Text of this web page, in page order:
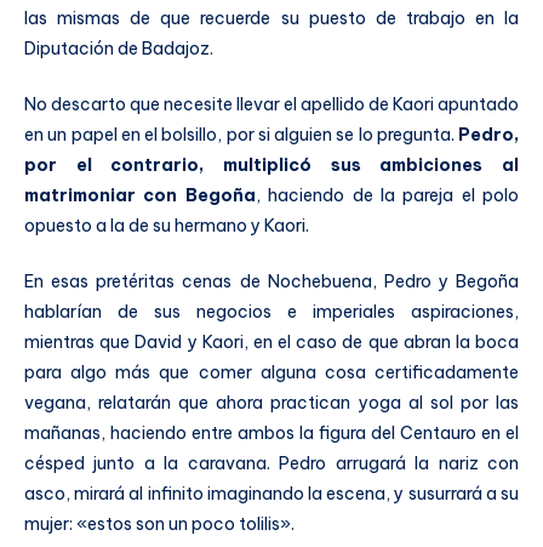
las mismas de que recuerde su puesto de trabajo en la
Diputación de Badajoz.
No descarto que necesite llevar el apellido de Kaori apuntado
en un papel en el bolsillo, por si alguien se lo pregunta. Pedro,
por el contrario, multiplicó sus ambiciones al
matrimoniar con Begoña, haciendo de la pareja el polo
opuesto a la de su hermano y Kaori.
En esas pretéritas cenas de Nochebuena, Pedro y Begoña
hablarían de sus negocios e imperiales aspiraciones,
mientras que David y Kaori, en el caso de que abran la boca
para algo más que comer alguna cosa certificadamente
vegana, relatarán que ahora practican yoga al sol por las
mañanas, haciendo entre ambos la figura del Centauro en el
césped junto a la caravana. Pedro arrugará la nariz con
asco, mirará al infinito imaginando la escena, y susurrará a su
mujer: «estos son un poco tolilis».